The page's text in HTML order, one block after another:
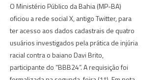
O Ministério Público da Bahia (MP-BA)
oficiou a rede social X, antigo Twitter, para
ter acesso aos dados cadastrais de quatro
usuários investigados pela prática de injúria
racial contra o baiano Davi Brito,
participante do “BBB24”. A requisição foi